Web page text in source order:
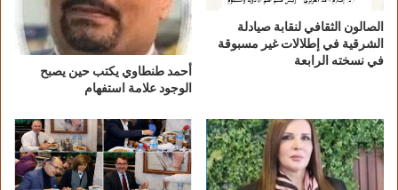
مخفوضا في كلمة(
)، ولم يفطن النابغة إلى
إقوائه، وهابه اليثربيون فجاءوا بأَمَةِ تغنت أمامه
بالبيت فأدرك العيب، ثم أصلح حركة الروي فقال:
زعم البوارحُ أن رحلتنا غدًا…وبذاك تنعابُ الغُرابِ
الأسودِ
الصالون الثقافي لنقابة صيادلة
الشرقية في إطلالات غير مسبوقة
في نسخته الرابعة
أحمد طنطاوي يكتب حين يصبح
الوجود علامة استفهام